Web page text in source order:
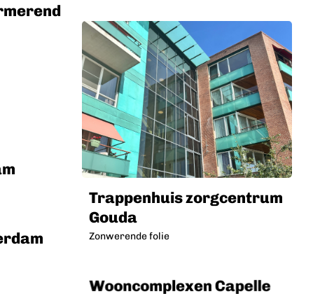
Trappenhuis zorgcentrum
Gouda
Zonwerende folie
Wooncomplexen Capelle